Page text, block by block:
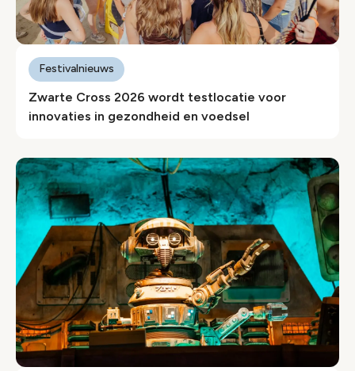
Zwarte Cross 2026 wordt testlocatie voor
innovaties in gezondheid en voedsel
Festivalnieuws